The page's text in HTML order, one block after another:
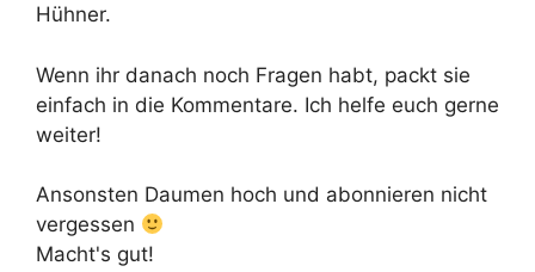
Hühner.
Wenn ihr danach noch Fragen habt, packt sie
einfach in die Kommentare. Ich helfe euch gerne
weiter!
Ansonsten Daumen hoch und abonnieren nicht
vergessen
Macht's gut!